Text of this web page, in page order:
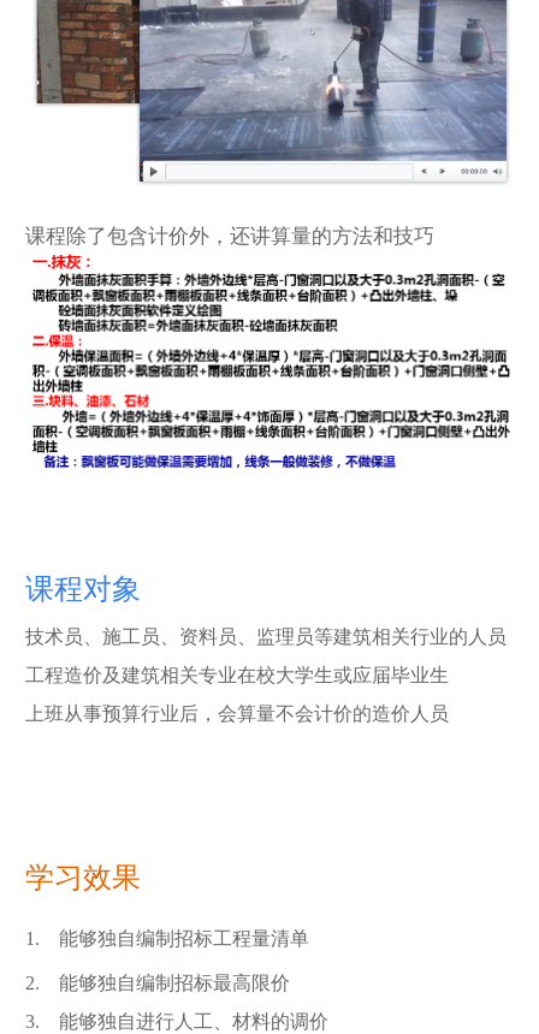
课程除了包含计价外，还讲算量的方法和技巧
课程对象
技术员、施工员、资料员、监理员等建筑相关行业的人员
工程造价及建筑相关专业在校大学生或应届毕业生
上班从事预算行业后，会算量不会计价的造价人员
学习效果
1. 能够独自编制招标工程量清单
2. 能够独自编制招标最高限价
3. 能够独自进行人工、材料的调价